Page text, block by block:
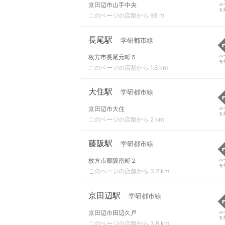
京田辺市山手中央
このページの店舗から 93 m
ル
を
長尾駅 学研都市線
枚方市長尾元町５
このページの店舗から 1.6 km
ル
を
大住駅 学研都市線
京田辺市大住
このページの店舗から 2 km
ル
を
藤阪駅 学研都市線
枚方市藤阪南町２
このページの店舗から 3.2 km
ル
を
京田辺駅 学研都市線
京田辺市田辺久戸
このページの店舗から 3.9 km
ル
を